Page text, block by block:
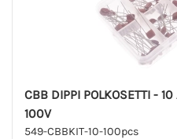
CBB DIPPI POLKOSETTI -
100V
549-CBBKIT-10-100pcs